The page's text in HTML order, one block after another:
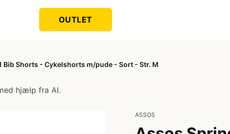
OUTLET
Bib Shorts - Cykelshorts m/pude - Sort - Str. M
hjælp fra AI.
ASSOS